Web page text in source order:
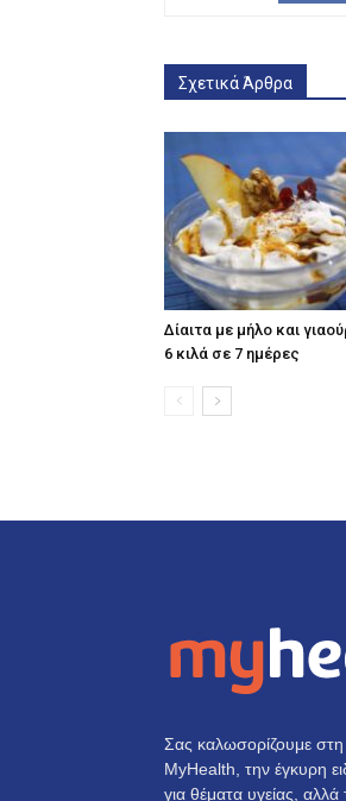
Σχετικά Άρθρα
Δίαιτα με μήλο και
6 κιλά σε 7 ημέρες
Σας καλωσορίζουμε στη
MyHealth, την έγκυρη
για θέματα υγείας,